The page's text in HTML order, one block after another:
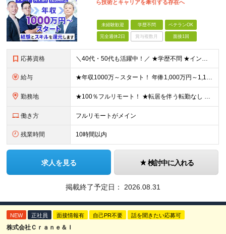
ら技術とキャリアを牽引する存在へ
未経験歓迎 学歴不問 ベテランOK
完全週休2日 賞与複数月 面接1回
応募資格 ＼40代・50代も活躍中！／ ★学歴不問 ★インフラエンジニアの経験を5年以上お持ちの方 ≪こんな方にピッタリです！≫ ◎自身の市場価値を正当に評価してほしい ◎今より年収をアップさせたい ◎多彩な
給与 ★年収1000万～スタート！ 年俸1,000万円～1,162万8,000円（12分割） ※経験・スキルを考慮の上決定します ※上記金額には固定残業代（月30h分・158,400円～184,000円
勤務地 ★100％フルリモート！ ★転居を伴う転勤なし 本社またはプロジェクト先にて勤務いただきます！ ※プロジェクト先は一都三県及び23区内がメイン 【本社】 東京都新宿区神楽坂1-2 研究社英語センタ
働き方 フルリモートがメイン
残業時間 10時間以内
求人を見る 検討中に入れる
掲載終了予定日： 2026.08.31
NEW 正社員 面接情報有 自己PR不要 話を聞きたい応募可
株式会社Ｃｒａｎｅ＆Ｉ